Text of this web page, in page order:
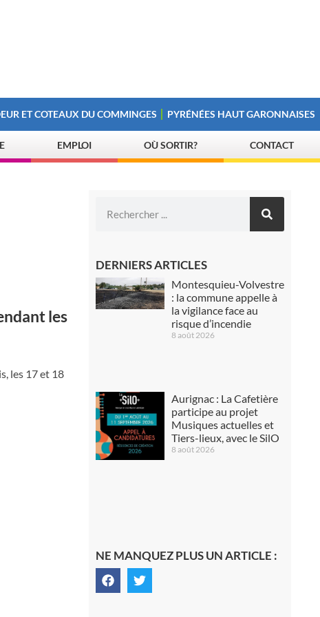
ET COTEAUX DU COMMINGES PYRÉNÉES HAUT GARONNAISES
EMPLOI OÙ SORTIR? CONTACT
les
les 17 et 18
DERNIERS ARTICLES
Montesquieu-Volvestre
: la commune appelle à
la vigilance face au
risque d’incendie
8 août 2026
Aurignac : La Cafetière
participe au projet
Musiques actuelles et
Tiers-lieux, avec le SilO
8 août 2026
NE MANQUEZ PLUS UN ARTICLE :